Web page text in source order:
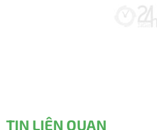
TIN LIÊN QUAN